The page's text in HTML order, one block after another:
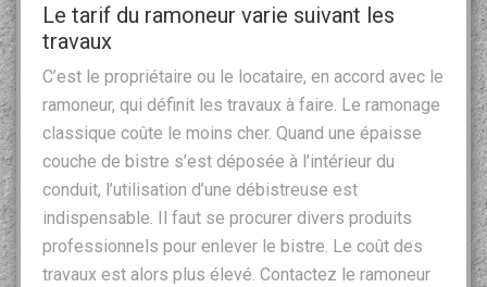
Le tarif du ramoneur varie suivant les
travaux
C’est le propriétaire ou le locataire, en accord avec le
ramoneur, qui définit les travaux à faire. Le ramonage
classique coûte le moins cher. Quand une épaisse
couche de bistre s’est déposée à l’intérieur du
conduit, l’utilisation d’une débistreuse est
indispensable. Il faut se procurer divers produits
professionnels pour enlever le bistre. Le coût des
travaux est alors plus élevé. Contactez le ramoneur